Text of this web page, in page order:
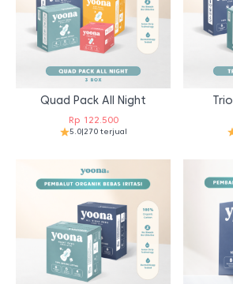
Quad Pack All Night
Rp122.500
5.0|270 terjual